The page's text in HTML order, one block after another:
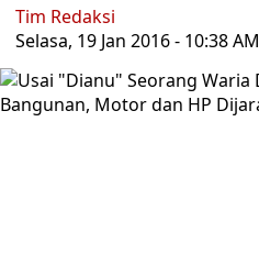
Tim Redaksi
Selasa, 19 Jan 2016 - 10:38 AM